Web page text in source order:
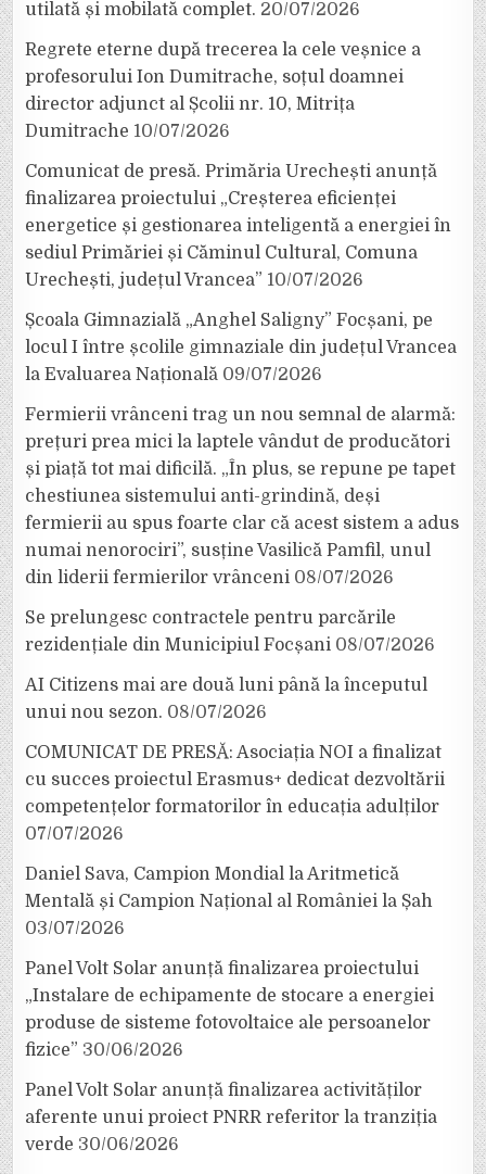
utilată și mobilată complet. 20/07/2026
Regrete eterne după trecerea la cele veșnice a
profesorului Ion Dumitrache, soțul doamnei
director adjunct al Școlii nr. 10, Mitrița
Dumitrache 10/07/2026
Comunicat de presă. Primăria Urechești anunță
finalizarea proiectului „Creșterea eficienței
energetice și gestionarea inteligentă a energiei în
sediul Primăriei și Căminul Cultural, Comuna
Urechești, județul Vrancea” 10/07/2026
Școala Gimnazială „Anghel Saligny” Focșani, pe
locul I între școlile gimnaziale din județul Vrancea
la Evaluarea Națională 09/07/2026
Fermierii vrânceni trag un nou semnal de alarmă:
prețuri prea mici la laptele vândut de producători
și piață tot mai dificilă. „În plus, se repune pe tapet
chestiunea sistemului anti-grindină, deși
fermierii au spus foarte clar că acest sistem a adus
numai nenorociri”, susține Vasilică Pamfil, unul
din liderii fermierilor vrânceni 08/07/2026
Se prelungesc contractele pentru parcările
rezidențiale din Municipiul Focșani 08/07/2026
AI Citizens mai are două luni până la începutul
unui nou sezon. 08/07/2026
COMUNICAT DE PRESĂ: Asociația NOI a finalizat
cu succes proiectul Erasmus+ dedicat dezvoltării
competențelor formatorilor în educația adulților
07/07/2026
Daniel Sava, Campion Mondial la Aritmetică
Mentală și Campion Național al României la Șah
03/07/2026
Panel Volt Solar anunță finalizarea proiectului
„Instalare de echipamente de stocare a energiei
produse de sisteme fotovoltaice ale persoanelor
fizice” 30/06/2026
Panel Volt Solar anunță finalizarea activităților
aferente unui proiect PNRR referitor la tranziția
verde 30/06/2026